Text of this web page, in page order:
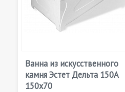
Ванна из искусственного
камня Эстет Дельта 150А
150x70